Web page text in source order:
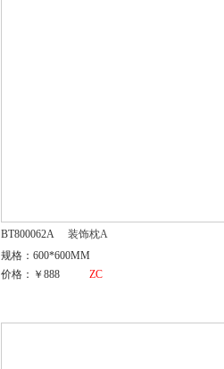
BT800062A
装饰枕A
规格：600*600MM
价格：￥888
ZC